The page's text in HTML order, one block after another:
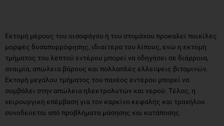
Εκτομή μέρους του οισοφάγου ή του στομάχου προκαλεί ποικίλες
μορφές δυσαπορρόφησης, ιδιαίτερα του λίπους, ενώ η εκτομή
τμήματος του λεπτού εντέρου μπορεί να οδηγήσει σε διάρροια,
αναιμία, απώλεια βάρους και πολλαπλές ελλείψεις βιταμινών.
Εκτομή μεγάλου τμήματος του παχέος εντέρου μπορεί να
συμβάλει στην απώλεια ηλεκτρολυτών και νερού. Τέλος, η
χειρουργική επέμβαση για τον καρκίνο κεφαλής και τραχήλου
συνοδεύεται από προβλήματα μάσησης και κατάποσης.